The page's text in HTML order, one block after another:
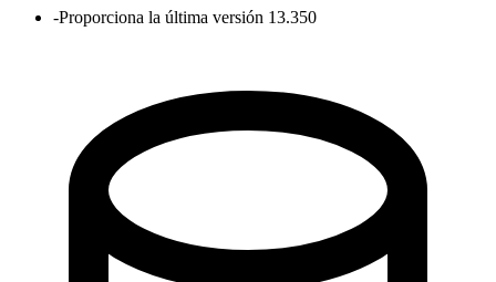
-Proporciona la última versión 13.350